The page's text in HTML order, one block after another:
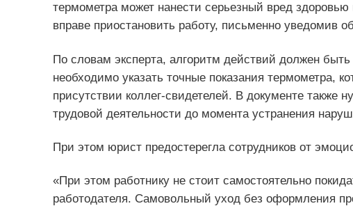
термометра может нанести серьезный вред
вправе приостановить работу, письменно уведомив
По словам эксперта, алгоритм действий должен
необходимо указать точные показания термометра,
присутствии коллег-свидетелей. В документе также
трудовой деятельности до момента устранения
При этом юрист предостерегла сотрудников от
«При этом работнику не стоит самостоятельно
работодателя. Самовольный уход без оформления